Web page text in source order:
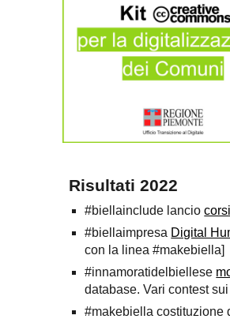
Risultati 2022
#biellainclude lancio
#biellaimpresa Digital
con la linea #makebiella]
#innamoratidelbiellese
database. Vari contest
#makebiella costituzione